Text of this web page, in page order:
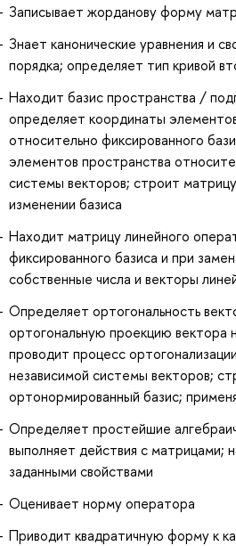
Записывает жорданову форму
Знает канонические уравнения и
порядка; определяет тип кривой
Находит базис пространства /
определяет координаты
относительно фиксированного
элементов пространства
системы векторов; строит
изменении базиса
Находит матрицу линейного
фиксированного базиса и при
собственные числа и векторы
Определяет ортогональность
ортогональную проекцию вектора
проводит процесс
независимой системы векторов;
ортонормированный базис;
Определяет простейшие
выполняет действия с матрицами;
заданными свойствами
Оценивает норму оператора
Приводит квадратичную форму к